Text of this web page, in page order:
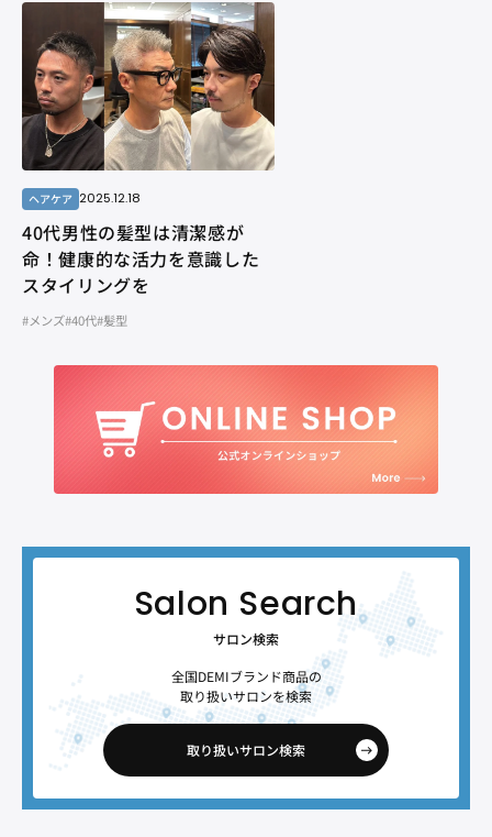
ヘアケア 2025.12.18
40代男性の髪型は清潔感が
命！健康的な活力を意識した
スタイリングを
#メンズ#40代#髪型
サロン検索
全国DEMIブランド商品の
取り扱いサロンを検索
取り扱いサロン検索